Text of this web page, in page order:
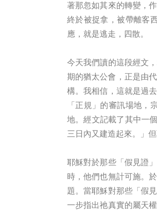
著那忽如其來的轉變，
終於被捉拿，被帶離客
應，就是逃走，四散。
今天我們讀的這段經文
期的猶太公會，正是由
構。我相信，這就是過
「正規」的審訊場地
地。經文記載了其中一
三日內又建造起來。」
耶穌對於那些「假見證
時，他們也無計可施。
題。當耶穌對那些「假
一步指出祂真實的屬天